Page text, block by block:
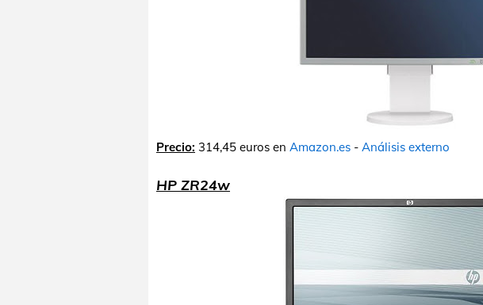
Precio: 314,45 euros en Amazon.es - Análisis externo
HP ZR24w